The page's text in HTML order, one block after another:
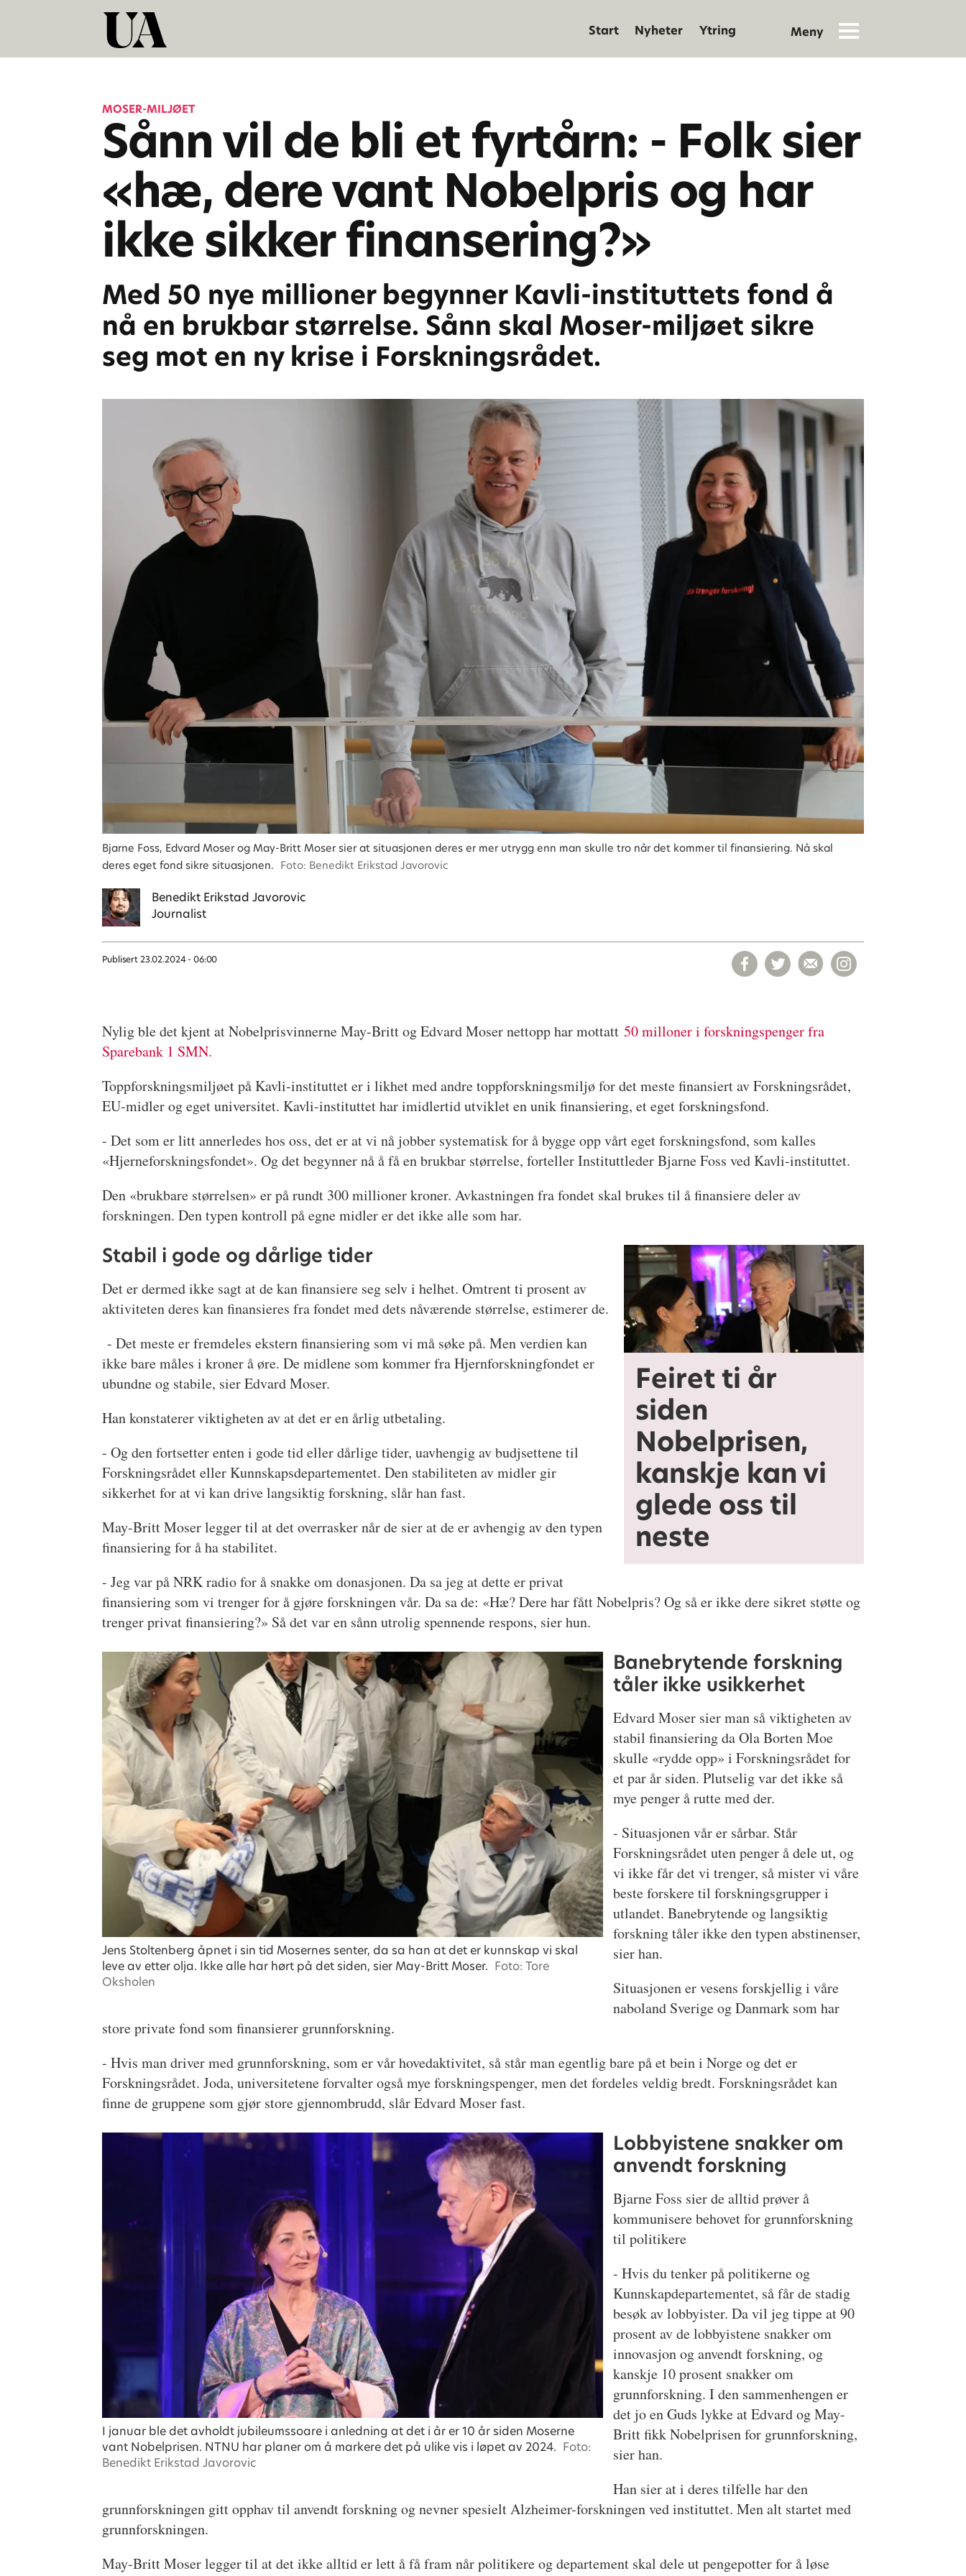
Start Nyheter Ytring
MOSER-MILJØET
Sånn vil de bli et fyrtårn: - Folk sier
«hæ, dere vant Nobelpris og har
ikke sikker finansering?»
Med 50 nye millioner begynner Kavli-instituttets fond å
nå en brukbar størrelse. Sånn skal Moser-miljøet sikre
seg mot en ny krise i Forskningsrådet.
Bjarne Foss, Edvard Moser og May-Britt Moser sier at situasjonen deres er mer utrygg enn man skulle tro når det kommer til finansiering. Nå skal
deres eget fond sikre situasjonen. Foto: Benedikt Erikstad Javorovic
Benedikt Erikstad Javorovic
Journalist
Publisert 23.02.2024 - 06:00
Nylig ble det kjent at Nobelprisvinnerne May-Britt og Edvard Moser nettopp har mottatt50 milloner i forskningspenger fra
Sparebank 1 SMN.
Toppforskningsmiljøet på Kavli-instituttet er i likhet med andre toppforskningsmiljø for det meste finansiert av Forskningsrådet,
EU-midler og eget universitet. Kavli-instituttet har imidlertid utviklet en unik finansiering, et eget forskningsfond.
- Det som er litt annerledes hos oss, det er at vi nå jobber systematisk for å bygge opp vårt eget forskningsfond, som kalles
«Hjerneforskningsfondet». Og det begynner nå å få en brukbar størrelse, forteller Instituttleder Bjarne Foss ved Kavli-instituttet.
Den «brukbare størrelsen» er på rundt 300 millioner kroner. Avkastningen fra fondet skal brukes til å finansiere deler av
forskningen. Den typen kontroll på egne midler er det ikke alle som har.
Feiret ti år
siden
Nobelprisen,
kanskje kan vi
glede oss til
neste
Stabil i gode og dårlige tider
Det er dermed ikke sagt at de kan finansiere seg selv i helhet. Omtrent ti prosent av
aktiviteten deres kan finansieres fra fondet med dets nåværende størrelse, estimerer de.
- Det meste er fremdeles ekstern finansiering som vi må søke på. Men verdien kan
ikke bare måles i kroner å øre. De midlene som kommer fra Hjernforskningfondet er
ubundne og stabile, sier Edvard Moser.
Han konstaterer viktigheten av at det er en årlig utbetaling.
- Og den fortsetter enten i gode tid eller dårlige tider, uavhengig av budjsettene til
Forskningsrådet eller Kunnskapsdepartementet. Den stabiliteten av midler gir
sikkerhet for at vi kan drive langsiktig forskning, slår han fast.
May-Britt Moser legger til at det overrasker når de sier at de er avhengig av den typen
finansiering for å ha stabilitet.
- Jeg var på NRK radio for å snakke om donasjonen. Da sa jeg at dette er privat
finansiering som vi trenger for å gjøre forskningen vår. Da sa de: «Hæ? Dere har fått Nobelpris? Og så er ikke dere sikret støtte og
trenger privat finansiering?» Så det var en sånn utrolig spennende respons, sier hun.
Jens Stoltenberg åpnet i sin tid Mosernes senter, da sa han at det er kunnskap vi skal
leve av etter olja. Ikke alle har hørt på det siden, sier May-Britt Moser. Foto: Tore
Oksholen
Banebrytende forskning
tåler ikke usikkerhet
Edvard Moser sier man så viktigheten av
stabil finansiering da Ola Borten Moe
skulle «rydde opp» i Forskningsrådet for
et par år siden. Plutselig var det ikke så
mye penger å rutte med der.
- Situasjonen vår er sårbar. Står
Forskningsrådet uten penger å dele ut, og
vi ikke får det vi trenger, så mister vi våre
beste forskere til forskningsgrupper i
utlandet. Banebrytende og langsiktig
forskning tåler ikke den typen abstinenser,
sier han.
Situasjonen er vesens forskjellig i våre
naboland Sverige og Danmark som har
store private fond som finansierer grunnforskning.
- Hvis man driver med grunnforskning, som er vår hovedaktivitet, så står man egentlig bare på et bein i Norge og det er
Forskningsrådet. Joda, universitetene forvalter også mye forskningspenger, men det fordeles veldig bredt. Forskningsrådet kan
finne de gruppene som gjør store gjennombrudd, slår Edvard Moser fast.
I januar ble det avholdt jubileumssoare i anledning at det i år er 10 år siden Moserne
vant Nobelprisen. NTNU har planer om å markere det på ulike vis i løpet av 2024. Foto:
Benedikt Erikstad Javorovic
Lobbyistene snakker om
anvendt forskning
Bjarne Foss sier de alltid prøver å
kommunisere behovet for grunnforskning
til politikere
- Hvis du tenker på politikerne og
Kunnskapdepartementet, så får de stadig
besøk av lobbyister. Da vil jeg tippe at 90
prosent av de lobbyistene snakker om
innovasjon og anvendt forskning, og
kanskje 10 prosent snakker om
grunnforskning. I den sammenhengen er
det jo en Guds lykke at Edvard og May-
Britt fikk Nobelprisen for grunnforskning,
sier han.
Han sier at i deres tilfelle har den
grunnforskningen gitt opphav til anvendt forskning og nevner spesielt Alzheimer-forskningen ved instituttet. Men alt startet med
grunnforskningen.
May-Britt Moser legger til at det ikke alltid er lett å få fram når politikere og departement skal dele ut pengepotter for å løse